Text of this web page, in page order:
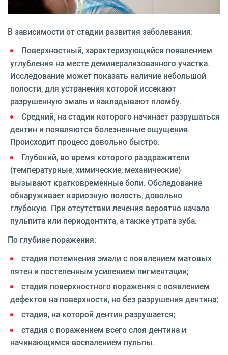
В зависимости от стадии развития заболевания:
Поверхностный, характеризующийся появлением
углубления на месте деминерализованного участка.
Исследование может показать наличие небольшой
полости, для устранения которой иссекают
разрушенную эмаль и накладывают пломбу.
Средний, на стадии которого начинает разрушаться
дентин и появляются болезненные ощущения.
Происходит процесс довольно быстро.
Глубокий, во время которого раздражители
(температурные, химические, механические)
вызывают кратковременные боли. Обследование
обнаруживает кариозную полость, довольно
глубокую. При отсутствии лечения вероятно начало
пульпита или периодонтита, а также утрата зуба.
По глубине поражения:
стадия потемнения эмали с появлением матовых
пятен и постепенным усилением пигментации;
стадия поверхностного поражения с появлением
дефектов на поверхности, но без разрушения дентина;
стадия, на которой дентин разрушается;
стадия с поражением всего слоя дентина и
начинающимся воспалением пульпы.